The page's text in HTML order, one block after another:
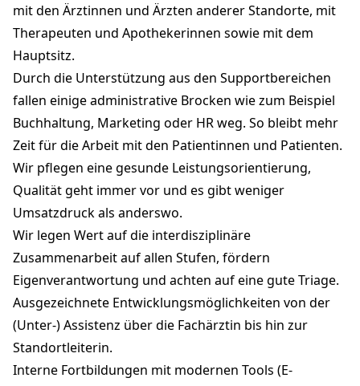
mit den Ärztinnen und Ärzten anderer Standorte, mit
Therapeuten und Apothekerinnen sowie mit dem
Hauptsitz.
Durch die Unterstützung aus den Supportbereichen
fallen einige administrative Brocken wie zum Beispiel
Buchhaltung, Marketing oder HR weg. So bleibt mehr
Zeit für die Arbeit mit den Patientinnen und Patienten.
Wir pflegen eine gesunde Leistungsorientierung,
Qualität geht immer vor und es gibt weniger
Umsatzdruck als anderswo.
Wir legen Wert auf die interdisziplinäre
Zusammenarbeit auf allen Stufen, fördern
Eigenverantwortung und achten auf eine gute Triage.
Ausgezeichnete Entwicklungsmöglichkeiten von der
(Unter-) Assistenz über die Fachärztin bis hin zur
Standortleiterin.
Interne Fortbildungen mit modernen Tools (E-